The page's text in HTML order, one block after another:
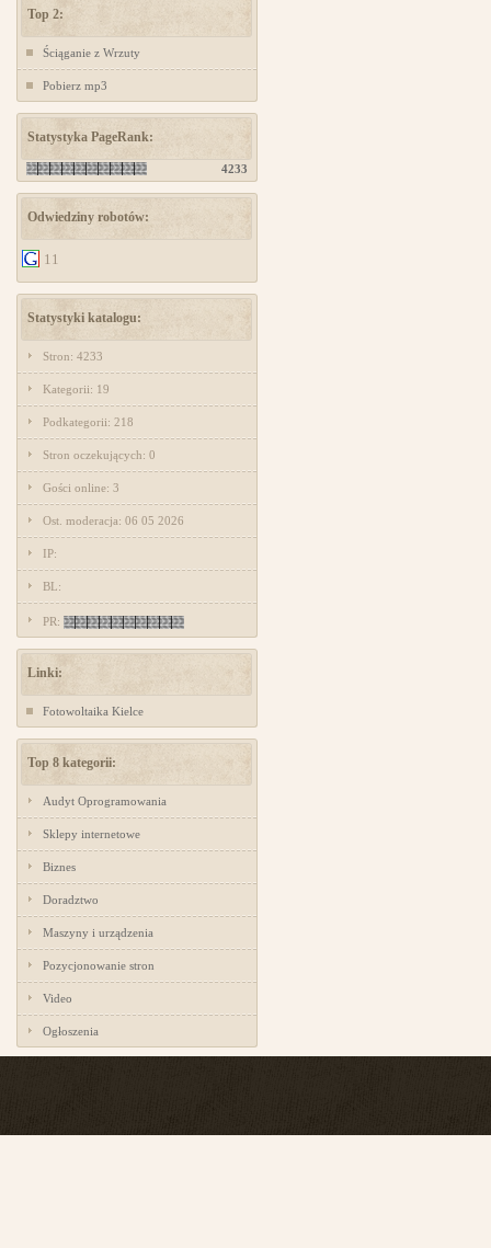
Top 2:
Ściąganie z Wrzuty
Pobierz mp3
Statystyka PageRank:
4233
Odwiedziny robotów:
11
Statystyki katalogu:
Stron: 4233
Kategorii: 19
Podkategorii: 218
Stron oczekujących: 0
Gości online: 3
Ost. moderacja: 06 05 2026
IP:
BL:
PR:
Linki:
Fotowoltaika Kielce
Top 8 kategorii:
Audyt Oprogramowania
Sklepy internetowe
Biznes
Doradztwo
Maszyny i urządzenia
Pozycjonowanie stron
Video
Ogłoszenia